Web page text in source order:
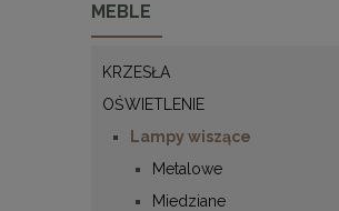
MEBLE
KRZESŁA
OŚWIETLENIE
Lampy wiszące
Metalowe
Miedziane